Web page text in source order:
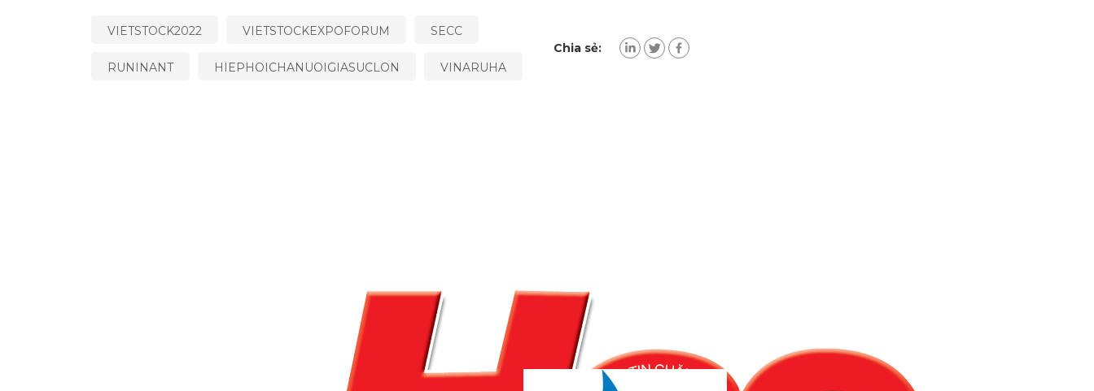
VIETSTOCK2022 VIETSTOCKEXPOFORUM SECC
RUNINANT HIEPHOICHANUOIGIASUCLON VINARUHA
Chia sẻ: